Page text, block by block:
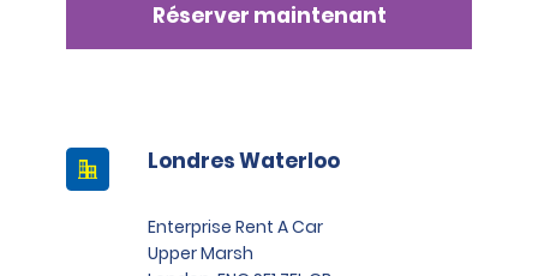
Réserver maintenant
Londres Waterloo
Enterprise Rent A Car
Upper Marsh